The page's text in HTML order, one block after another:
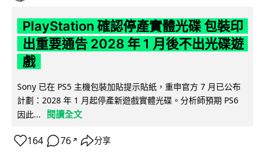
PlayStation 確認停產實體光碟 包裝印
出重要通告 2028 年 1 月後不出光碟遊
戲
Sony 已在 PS5 主機包裝加貼提示貼紙，重申官方 7 月已公布
計劃：2028 年 1 月起停產新遊戲實體光碟。分析師預期 PS6
因此...
閱讀全文
164 76 ↗ 分享